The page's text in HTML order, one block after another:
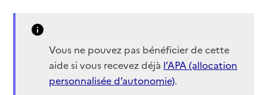
Vous ne pouvez pas bénéficier de cette
aide si vous recevez déjà l’APA (allocation
personnalisée d’autonomie).